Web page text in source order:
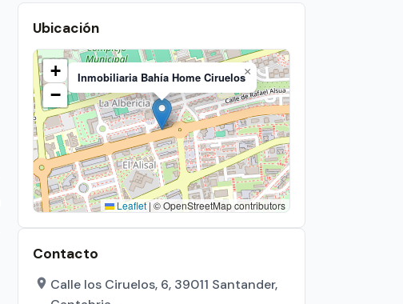
Ubicación
Inmobiliaria Bahía Home Ciruelos×
+
−
Leaflet|© OpenStreetMap contributors
Contacto
Calle los Ciruelos, 6, 39011 Santander,